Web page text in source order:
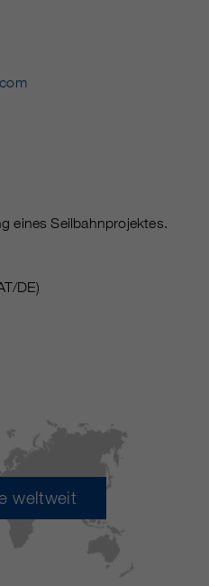
eines Seilbahnprojektes.
DE)
weltweit